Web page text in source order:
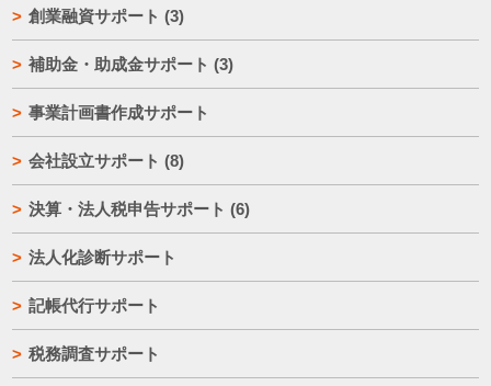
創業融資サポート (3)
補助金・助成金サポート (3)
事業計画書作成サポート
会社設立サポート (8)
決算・法人税申告サポート (6)
法人化診断サポート
記帳代行サポート
税務調査サポート